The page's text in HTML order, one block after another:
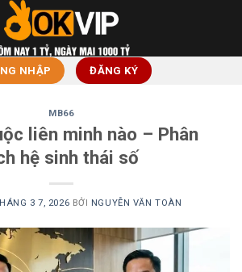
NHẬP ĐĂNG KÝ
MB66
liên minh nào – Phân
hệ sinh thái số
3 7, 2026 BỞI NGUYỄN VĂN TOÀN